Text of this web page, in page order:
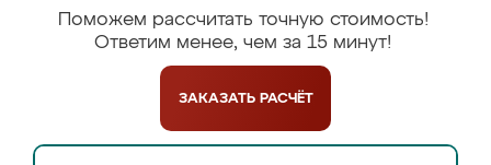
Поможем рассчитать точную стоимость!
Ответим менее, чем за 15 минут!
ЗАКАЗАТЬ РАСЧЁТ